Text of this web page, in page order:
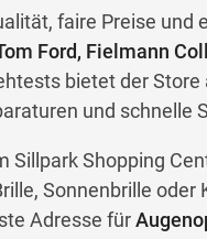
faire Preise und
Ford, Fielmann
bietet der Store
und schnelle
Sillpark Shopping
Sonnenbrille oder
Adresse für